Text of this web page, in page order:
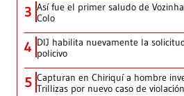
3 Así fue el primer saludo de
Colo
4 DIJ habilita nuevamente la
policivo
5 Capturan en Chiriquí a hombre
Trillizas por nuevo caso de